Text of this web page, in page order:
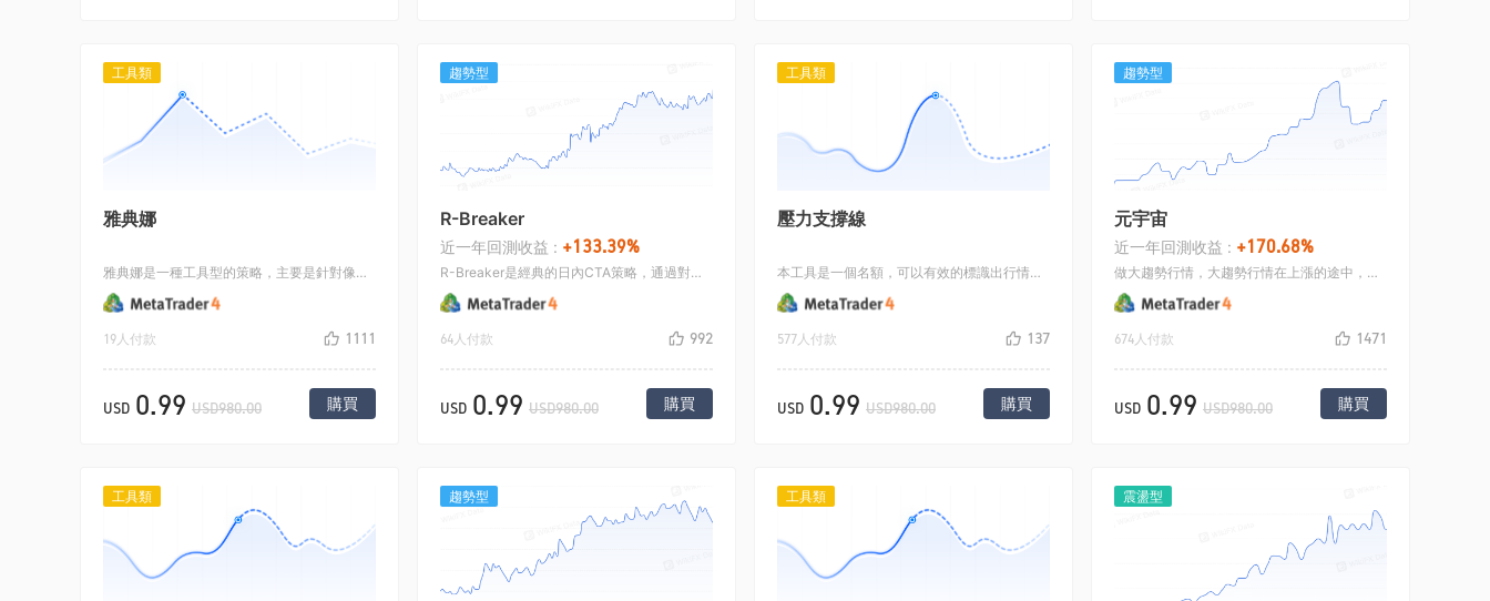
工具類
雅典娜
雅典娜是一種工具型的策略，主要是針對像非農這樣的大行情來設計的，大行情出現的時候要麼向上，要麼向下，這個時候上下各自掛一張單子，上面順勢掛多單，下麵順勢掛空單，這樣大行情來了總會成交一個方向的單子，這樣成交的單子通過行情的慣性就能賺這種大行情的錢
19人付款 1111
USD 0.99 USD980.00 購買
趨勢型
R-Breaker
近一年回測收益 : +133.39%
R-Breaker是經典的日內CTA策略，通過對昨日的行情的總結得出一個突破區間和震盪區間值，更多詳情可以自行互聯網蒐索，本策略既可以做突破，也可以做行情的反轉，通過行情變化不斷的轉換信號來適應行情.
64人付款 992
USD 0.99 USD980.00 購買
工具類
壓力支撐線
本工具是一個名額，可以有效的標識出行情的壓力線位置和支撐線位置，支撐線：行情跌至某一價位時，多頭的認為有利可圖，大量買進標的，使價格不再下跌，甚至出現回升趨勢。 價格下跌時的關卡稱為支撐線。 壓力線（resistance line）又稱為阻力線。 當價格上漲到某價位附近時，股價會停止上漲，甚至回落，這是因為空方在此拋出造成的。
577人付款 137
USD 0.99 USD980.00 購買
趨勢型
元宇宙
近一年回測收益 : +170.68%
做大趨勢行情，大趨勢行情在上漲的途中，並不是一蹴而就的，而是向上走3步，回撤兩步，當回檔的時候我們去做回檔，當行情走持續性的時候，我們在回檔的時候做的單子就會有較大的盈利.
674人付款 1471
USD 0.99 USD980.00 購買
工具類 趨勢型 工具類 震盪型